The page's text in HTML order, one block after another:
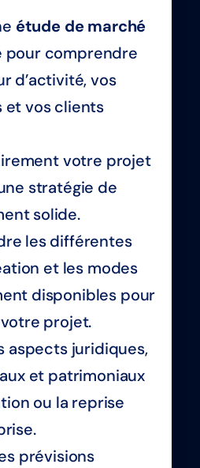
étude de marché
pour comprendre
d’activité, vos
vos clients
votre projet
stratégie de
solide.
les différentes
et les modes
disponibles pour
projet.
aspects juridiques,
et patrimoniaux
ou la reprise
prévisions